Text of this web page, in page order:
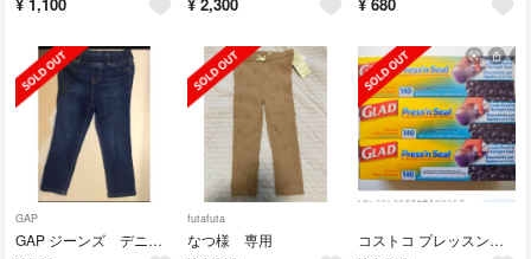
¥ 1,100 ¥ 2,300 ¥ 680
GAP
GAP ジーンズ デニムパンツ
futafuta
なつ様 専用 コストコ プレッスンシール